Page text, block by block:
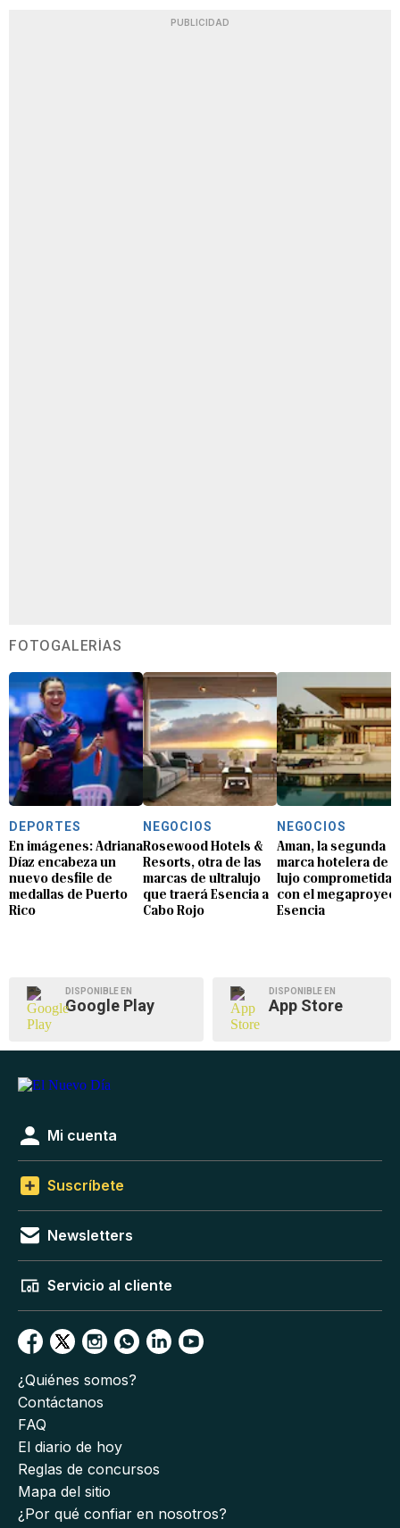
PUBLICIDAD
FOTOGALERÍAS
DEPORTES
En imágenes: Adriana
Díaz encabeza un
nuevo desfile de
medallas de Puerto
Rico
NEGOCIOS
Rosewood Hotels &
Resorts, otra de las
marcas de ultralujo
que traerá Esencia a
Cabo Rojo
NEGOCIOS
Aman, la segunda
marca hotelera de
lujo comprometida
con el
Esencia
DISPONIBLE EN
Google Play
DISPONIBLE EN
App Store
Mi cuenta
Suscríbete
Newsletters
Servicio al cliente
¿Quiénes somos?
Contáctanos
FAQ
El diario de hoy
Reglas de concursos
Mapa del sitio
¿Por qué confiar en nosotros?